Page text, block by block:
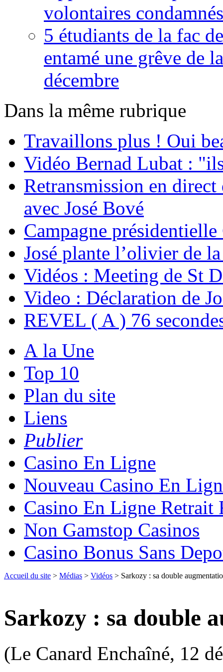
volontaires condamnés
5 étudiants de la fac
entamé une grêve de
décembre
Dans la même rubrique
Travaillons plus ! Oui
Vidéo Bernad Lubat :
Retransmission en
avec José Bové
Campagne
José plante l’olivier de
Vidéos : Meeting de St
Video : Déclaration de
REVEL ( A ) 76
A la Une
Top 10
Plan du site
Liens
Publier
Casino En Ligne
Nouveau Casino En
Casino En Ligne Retrait
Non Gamstop Casinos
Casino Bonus Sans
Accueil du site > Médias > Vidéos > Sarkozy : sa double
Sarkozy : sa double
(Le Canard Enchaîné, 12